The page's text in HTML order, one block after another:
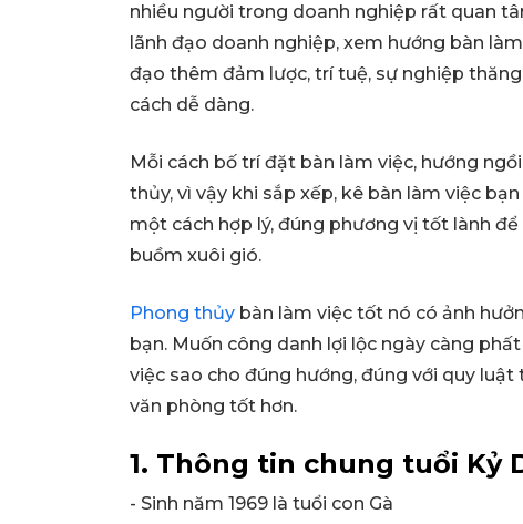
nhiều người trong doanh nghiệp rất quan
lãnh đạo doanh nghiệp, xem hướng bàn
đạo thêm đảm lược, trí tuệ, sự nghiệp
cách dễ dàng.
Mỗi cách bố trí đặt bàn làm việc, hướng
thủy, vì vậy khi sắp xếp, kê bàn làm việc
một cách hợp lý, đúng phương vị tốt lành
buồm xuôi gió.
Phong thủy bàn làm việc tốt nó có ảnh
bạn. Muốn công danh lợi lộc ngày càng
việc sao cho đúng hướng, đúng với quy
văn phòng tốt hơn.
1. Thông tin chung tuổi Kỷ
- Sinh năm 1969 là tuổi con Gà